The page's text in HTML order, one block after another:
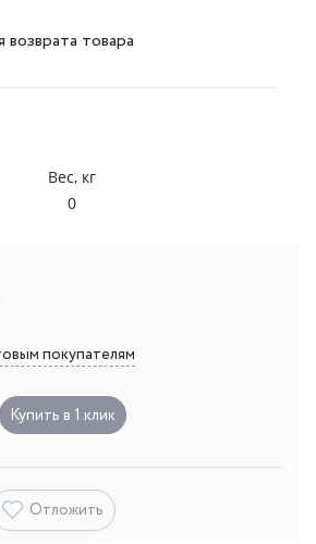
возврата товара
Вес, кг
0
покупателям
Купить в 1 клик
Отложить